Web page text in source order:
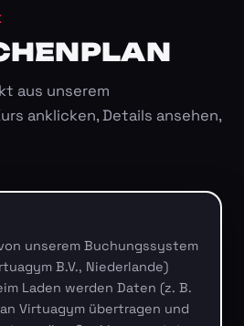
aus unserem
anklicken, Details ansehen,
unserem Buchungssystem
B.V., Niederlande)
Laden werden Daten (z. B.
Virtuagym übertragen und